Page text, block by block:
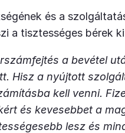
és a
a tisztességes bérek
a bevétel
Hisz a nyújtott
kell venni.
és kevesebbet a
lesz és